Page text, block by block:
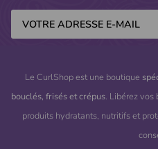
Le CurlShop est une boutique
bouclés, frisés et crépus. Libérez vos
produits hydratants, nutritifs et